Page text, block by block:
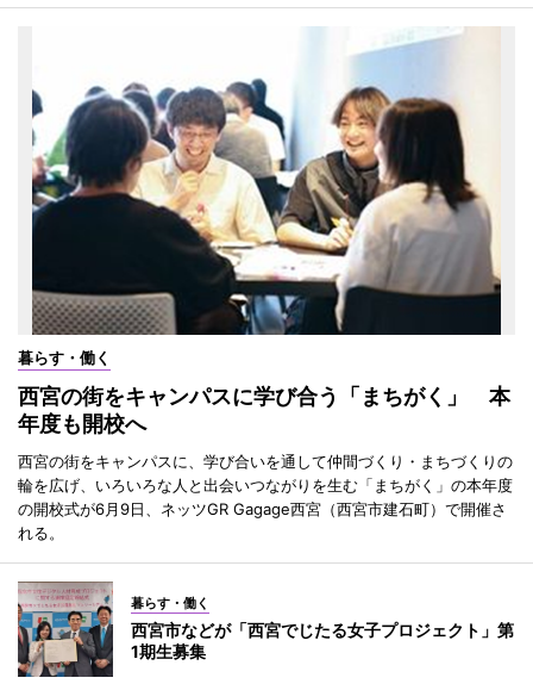
暮らす・働く
西宮の街をキャンパスに学び合う「まちがく」 本
年度も開校へ
西宮の街をキャンパスに、学び合いを通して仲間づくり・まちづくりの
輪を広げ、いろいろな人と出会いつながりを生む「まちがく」の本年度
の開校式が6月9日、ネッツGR Gagage西宮（西宮市建石町）で開催さ
れる。
暮らす・働く
西宮市などが「西宮でじたる女子プロジェクト」第
1期生募集